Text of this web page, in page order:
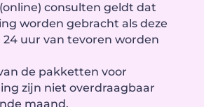
consulten geldt dat
worden gebracht als deze
uur van tevoren worden
de pakketten voor
zijn niet overdraagbaar
maand.